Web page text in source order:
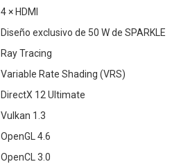
4 × HDMI
Diseño exclusivo de 50 W de SPARKLE
Ray Tracing
Variable Rate Shading (VRS)
DirectX 12 Ultimate
Vulkan 1.3
OpenGL 4.6
OpenCL 3.0